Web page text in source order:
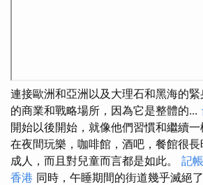
連接歐洲和亞洲以及大理石和黑海的
的商業和戰略場所，因為它是整體的...
開始以後開始，就像他們習慣和繼續
在夜間玩樂，咖啡館，酒吧，餐館很
成人，而且對兒童而言都是如此。 記
香港 同時，午睡期間的街道幾乎滅絕